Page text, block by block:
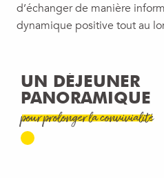
d’échanger de manière
dynamique positive tout au
UN DÉJEUNER
PANORAMIQUE
pour prolonger la convivialité